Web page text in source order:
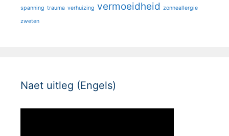
spanning trauma verhuizing vermoeidheid zonneallergie
zweten
Naet uitleg (Engels)